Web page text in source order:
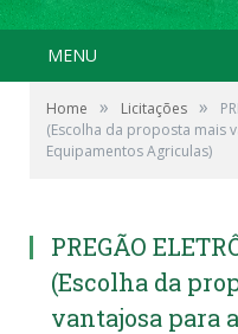
MENU
Home » Licitações »
(Escolha da proposta mais
Equipamentos Agriculas)
PREGÃO
(Escolha da
vantajosa para